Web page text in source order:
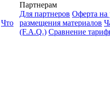
Что
Партнерам
Для партнеров Оферта на
размещения материалов
(F.A.Q.) Cравнение